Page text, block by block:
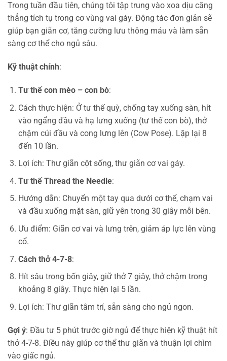
Trong tuần đầu tiên, chúng tôi tập trung vào xoa dịu căng
thẳng tích tụ trong cơ vùng vai gáy. Động tác đơn giản sẽ
giúp bạn giãn cơ, tăng cường lưu thông máu và làm sẵn
sàng cơ thể cho ngủ sâu.
Kỹ thuật chính:
Tư thế con mèo – con bò:
Cách thực hiện: Ở tư thế quỳ, chống tay xuống sàn, hít
vào ngẩng đầu và hạ lưng xuống (tư thế con bò), thở
chậm cúi đầu và cong lưng lên (Cow Pose). Lặp lại 8
đến 10 lần.
Lợi ích: Thư giãn cột sống, thư giãn cơ vai gáy.
Tư thế Thread the Needle:
Hướng dẫn: Chuyển một tay qua dưới cơ thể, chạm vai
và đầu xuống mặt sàn, giữ yên trong 30 giây mỗi bên.
Ưu điểm: Giãn cơ vai và lưng trên, giảm áp lực lên vùng
cổ.
Cách thở 4-7-8:
Hít sâu trong bốn giây, giữ thở 7 giây, thở chậm trong
khoảng 8 giây. Thực hiện lại 5 lần.
Lợi ích: Thư giãn tâm trí, sẵn sàng cho ngủ ngon.
Gợi ý: Đầu tư 5 phút trước giờ ngủ để thực hiện kỹ thuật hít
thở 4-7-8. Điều này giúp cơ thể thư giãn và thuận lợi chìm
vào giấc ngủ.